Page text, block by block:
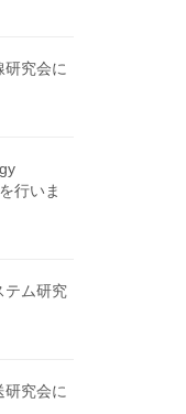
研究会に
行いま
テム研究
研究会に